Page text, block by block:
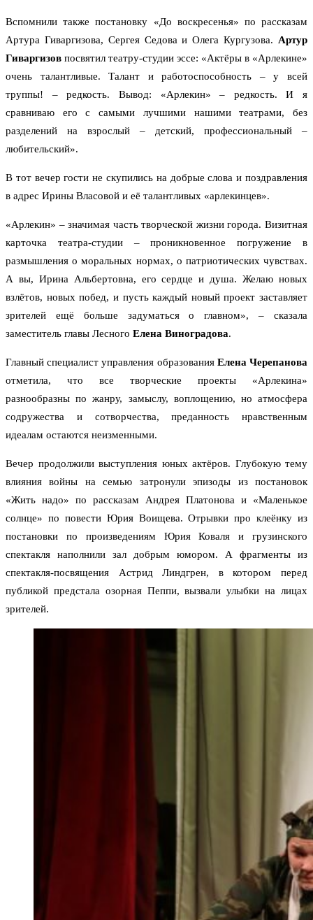
Вспомнили также постановку «До воскресенья» по рассказам
Артура Гиваргизова, Сергея Седова и Олега Кургузова. Артур
Гиваргизов посвятил театру-студии эссе: «Актёры в «Арлекине»
очень талантливые. Талант и работоспособность – у всей
труппы! – редкость. Вывод: «Арлекин» – редкость. И я
сравниваю его с самыми лучшими нашими театрами, без
разделений на взрослый – детский, профессиональный –
любительский».
В тот вечер гости не скупились на добрые слова и поздравления
в адрес Ирины Власовой и её талантливых «арлекинцев».
«Арлекин» – значимая часть творческой жизни города. Визитная
карточка театра-студии – проникновенное погружение в
размышления о моральных нормах, о патриотических чувствах.
А вы, Ирина Альбертовна, его сердце и душа. Желаю новых
взлётов, новых побед, и пусть каждый новый проект заставляет
зрителей ещё больше задуматься о главном», – сказала
заместитель главы Лесного Елена Виноградова.
Главный специалист управления образования Елена Черепанова
отметила, что все творческие проекты «Арлекина»
разнообразны по жанру, замыслу, воплощению, но атмосфера
содружества и сотворчества, преданность нравственным
идеалам остаются неизменными.
Вечер продолжили выступления юных актёров. Глубокую тему
влияния войны на семью затронули эпизоды из постановок
«Жить надо» по рассказам Андрея Платонова и «Маленькое
солнце» по повести Юрия Воищева. Отрывки про клеёнку из
постановки по произведениям Юрия Коваля и грузинского
спектакля наполнили зал добрым юмором. А фрагменты из
спектакля-посвящения Астрид Линдгрен, в котором перед
публикой предстала озорная Пеппи, вызвали улыбки на лицах
зрителей.